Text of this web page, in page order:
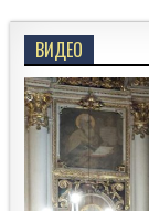
ВИДЕО